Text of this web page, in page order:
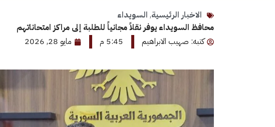
الاخبار الرئيسية, السويداء
محافظ السويداء يوفر نقلاً مجانياً للطلبة إلى مراكز امتحاناتهم
كتبه: صهيب الابراهيم
5:45 م مايو 28, 2026